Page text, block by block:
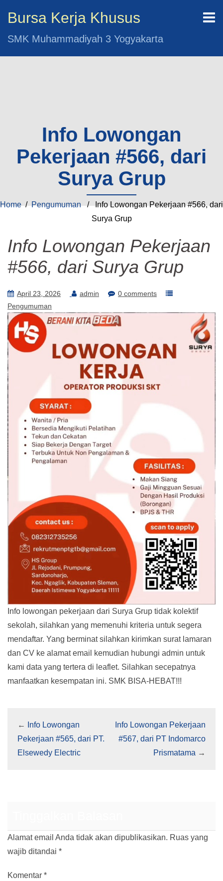
Bursa Kerja Khusus
SMK Muhammadiyah 3 Yogyakarta
Info Lowongan
Pekerjaan #566, dari
Surya Grup
Home/Pengumuman/ Info Lowongan Pekerjaan #566, dari
Surya Grup
Info Lowongan Pekerjaan
#566, dari Surya Grup
April 23, 2026 admin
0 comments
Pengumuman
Info lowongan pekerjaan dari Surya Grup tidak kolektif
sekolah, silahkan yang memenuhi kriteria untuk segera
mendaftar. Yang berminat silahkan kirimkan surat lamaran
dan CV ke alamat email kemudian hubungi admin untuk
kami data yang tertera di leaflet. Silahkan secepatnya
manfaatkan kesempatan ini. SMK BISA-HEBAT!!!
←
Info Lowongan
Pekerjaan #565, dari PT.
Elsewedy Electric
Info Lowongan Pekerjaan
#567, dari PT Indomarco
Prismatama →
Alamat email Anda tidak akan dipublikasikan. Ruas yang
wajib ditandai *
Komentar *